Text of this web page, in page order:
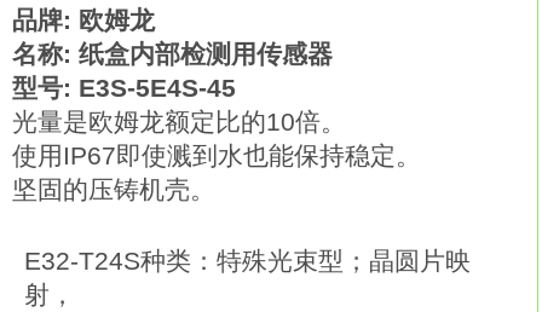
品牌: 欧姆龙
名称: 纸盒内部检测用传感器
型号: E3S-5E4S-45
光量是欧姆龙额定比的10倍。
使用IP67即使溅到水也能保持稳定。
坚固的压铸机壳。
E32-T24S种类：特殊光束型；晶圆片映
射，